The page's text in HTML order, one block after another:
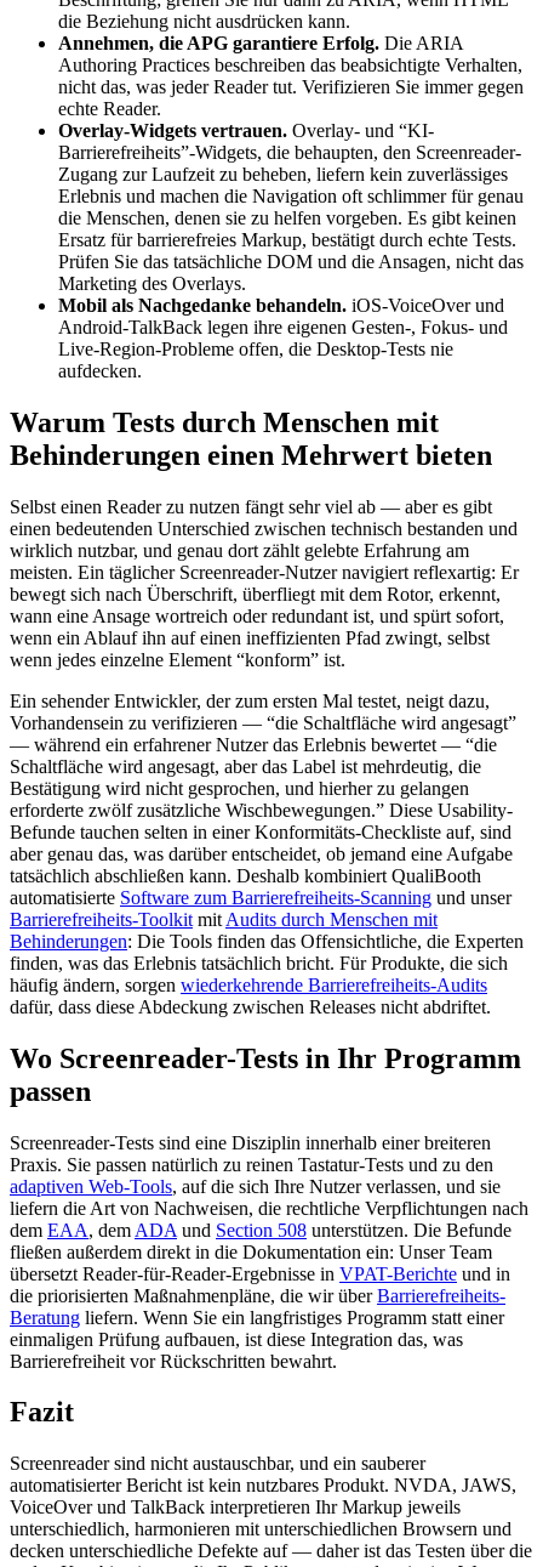
die Beziehung nicht ausdrücken kann.
Annehmen, die APG garantiere Erfolg. Die ARIA
Authoring Practices beschreiben das beabsichtigte Verhalten,
nicht das, was jeder Reader tut. Verifizieren Sie immer gegen
echte Reader.
Overlay-Widgets vertrauen. Overlay- und “KI-
Barrierefreiheits”-Widgets, die behaupten, den Screenreader-
Zugang zur Laufzeit zu beheben, liefern kein zuverlässiges
Erlebnis und machen die Navigation oft schlimmer für genau
die Menschen, denen sie zu helfen vorgeben. Es gibt keinen
Ersatz für barrierefreies Markup, bestätigt durch echte Tests.
Prüfen Sie das tatsächliche DOM und die Ansagen, nicht das
Marketing des Overlays.
Mobil als Nachgedanke behandeln. iOS-VoiceOver und
Android-TalkBack legen ihre eigenen Gesten-, Fokus- und
Live-Region-Probleme offen, die Desktop-Tests nie
aufdecken.
Warum Tests durch Menschen mit
Behinderungen einen Mehrwert bieten
Selbst einen Reader zu nutzen fängt sehr viel ab — aber es gibt
einen bedeutenden Unterschied zwischen technisch bestanden und
wirklich nutzbar, und genau dort zählt gelebte Erfahrung am
meisten. Ein täglicher Screenreader-Nutzer navigiert reflexartig: Er
bewegt sich nach Überschrift, überfliegt mit dem Rotor, erkennt,
wann eine Ansage wortreich oder redundant ist, und spürt sofort,
wenn ein Ablauf ihn auf einen ineffizienten Pfad zwingt, selbst
wenn jedes einzelne Element “konform” ist.
Ein sehender Entwickler, der zum ersten Mal testet, neigt dazu,
Vorhandensein zu verifizieren — “die Schaltfläche wird angesagt”
— während ein erfahrener Nutzer das Erlebnis bewertet — “die
Schaltfläche wird angesagt, aber das Label ist mehrdeutig, die
Bestätigung wird nicht gesprochen, und hierher zu gelangen
erforderte zwölf zusätzliche Wischbewegungen.” Diese Usability-
Befunde tauchen selten in einer Konformitäts-Checkliste auf, sind
aber genau das, was darüber entscheidet, ob jemand eine Aufgabe
tatsächlich abschließen kann. Deshalb kombiniert QualiBooth
automatisierte Software zum Barrierefreiheits-Scanning und unser
Barrierefreiheits-Toolkit mit Audits durch Menschen mit
Behinderungen: Die Tools finden das Offensichtliche, die Experten
finden, was das Erlebnis tatsächlich bricht. Für Produkte, die sich
häufig ändern, sorgen wiederkehrende Barrierefreiheits-Audits
dafür, dass diese Abdeckung zwischen Releases nicht abdriftet.
Wo Screenreader-Tests in Ihr Programm
passen
Screenreader-Tests sind eine Disziplin innerhalb einer breiteren
Praxis. Sie passen natürlich zu reinen Tastatur-Tests und zu den
adaptiven Web-Tools, auf die sich Ihre Nutzer verlassen, und sie
liefern die Art von Nachweisen, die rechtliche Verpflichtungen nach
dem EAA, dem ADA und Section 508 unterstützen. Die Befunde
fließen außerdem direkt in die Dokumentation ein: Unser Team
übersetzt Reader-für-Reader-Ergebnisse in VPAT-Berichte und in
die priorisierten Maßnahmenpläne, die wir überBarrierefreiheits-
Beratung liefern. Wenn Sie ein langfristiges Programm statt einer
einmaligen Prüfung aufbauen, ist diese Integration das, was
Barrierefreiheit vor Rückschritten bewahrt.
Fazit
Screenreader sind nicht austauschbar, und ein sauberer
automatisierter Bericht ist kein nutzbares Produkt. NVDA, JAWS,
VoiceOver und TalkBack interpretieren Ihr Markup jeweils
unterschiedlich, harmonieren mit unterschiedlichen Browsern und
decken unterschiedliche Defekte auf — daher ist das Testen über die